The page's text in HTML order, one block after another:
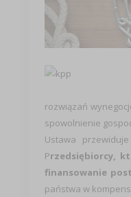
rozwiązań
spowolnienie
Ustawa
Przedsiębiorcy,
finansowanie
państwa w